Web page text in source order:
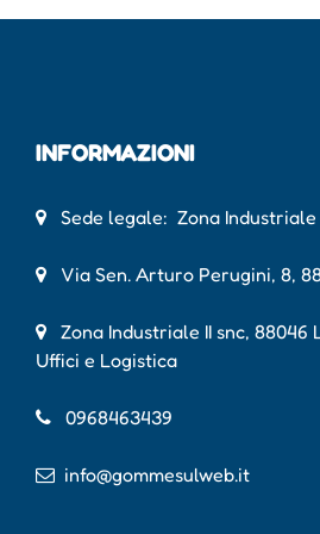
INFORMAZIONI
Sede legale: Zona Industriale
Via Sen. Arturo Perugini, 8,
Zona Industriale II snc, 88046
Uffici e Logistica
0968463439
info@gommesulweb.it